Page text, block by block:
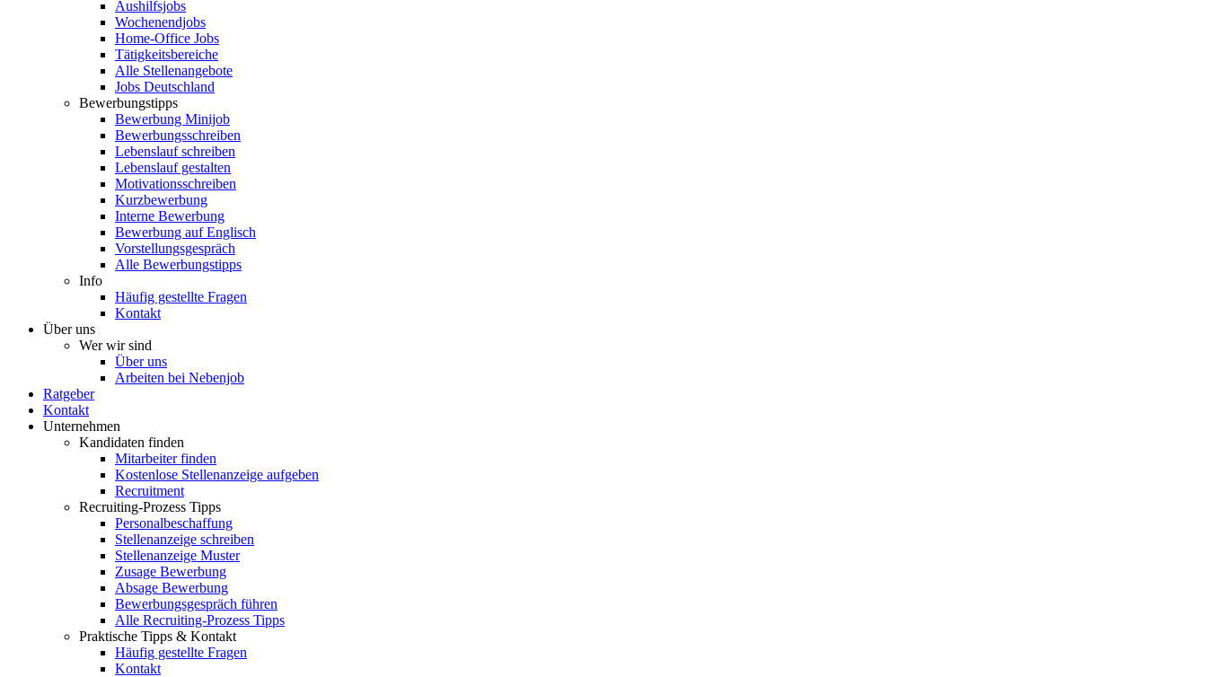
Aushilfsjobs
Wochenendjobs
Home-Office Jobs
Tätigkeitsbereiche
Alle Stellenangebote
Jobs Deutschland
Bewerbungstipps
Bewerbung Minijob
Bewerbungsschreiben
Lebenslauf schreiben
Lebenslauf gestalten
Motivationsschreiben
Kurzbewerbung
Interne Bewerbung
Bewerbung auf Englisch
Vorstellungsgespräch
Alle Bewerbungstipps
Info
Häufig gestellte Fragen
Kontakt
Über uns
Wer wir sind
Über uns
Arbeiten bei Nebenjob
Ratgeber
Kontakt
Unternehmen
Kandidaten finden
Mitarbeiter finden
Kostenlose Stellenanzeige aufgeben
Recruitment
Recruiting-Prozess Tipps
Personalbeschaffung
Stellenanzeige schreiben
Stellenanzeige Muster
Zusage Bewerbung
Absage Bewerbung
Bewerbungsgespräch führen
Alle Recruiting-Prozess Tipps
Praktische Tipps & Kontakt
Häufig gestellte Fragen
Kontakt